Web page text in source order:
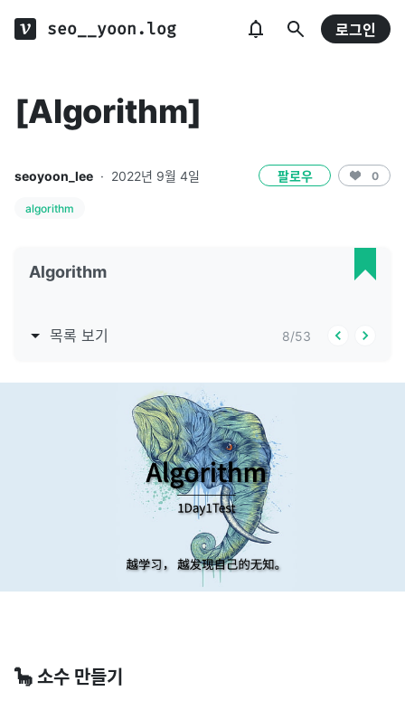
seo__yoon.log 로그인
[Algorithm]
seoyoon_lee · 2022년 9월 4일 팔로우 0
algorithm
Algorithm
목록 보기 8/53
🦕 소수 만들기